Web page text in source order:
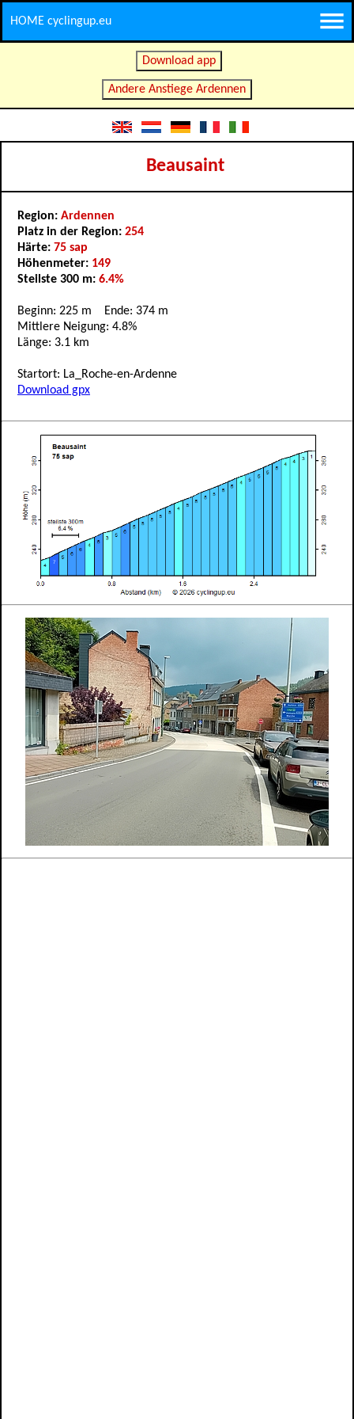
HOME cyclingup.eu
Download app
Andere Anstiege Ardennen
Beausaint
Region: Ardennen
Platz in der Region: 254
Härte: 75 sap
Höhenmeter: 149
Steilste 300 m: 6.4%
Beginn: 225 m Ende: 374 m
Mittlere Neigung: 4.8%
Länge: 3.1 km
Startort: La_Roche-en-Ardenne
Download gpx